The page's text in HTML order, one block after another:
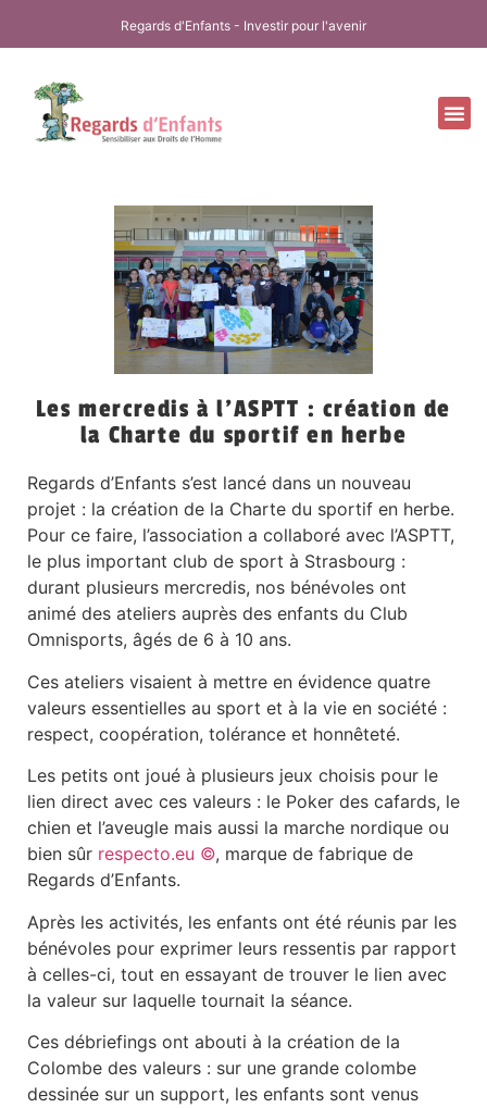
Regards d'Enfants - Investir pour l'avenir
Les mercredis à l’ASPTT : création de
la Charte du sportif en herbe
Regards d’Enfants s’est lancé dans un nouveau
projet : la création de la Charte du sportif en herbe.
Pour ce faire, l’association a collaboré avec l’ASPTT,
le plus important club de sport à Strasbourg :
durant plusieurs mercredis, nos bénévoles ont
animé des ateliers auprès des enfants du Club
Omnisports, âgés de 6 à 10 ans.
Ces ateliers visaient à mettre en évidence quatre
valeurs essentielles au sport et à la vie en société :
respect, coopération, tolérance et honnêteté.
Les petits ont joué à plusieurs jeux choisis pour le
lien direct avec ces valeurs : le Poker des cafards, le
chien et l’aveugle mais aussi la marche nordique ou
bien sûr respecto.eu ©, marque de fabrique de
Regards d’Enfants.
Après les activités, les enfants ont été réunis par les
bénévoles pour exprimer leurs ressentis par rapport
à celles-ci, tout en essayant de trouver le lien avec
la valeur sur laquelle tournait la séance.
Ces débriefings ont abouti à la création de la
Colombe des valeurs : sur une grande colombe
dessinée sur un support, les enfants sont venus